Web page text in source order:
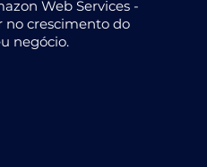
Web Services -
no crescimento do
negócio.